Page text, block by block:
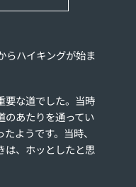
らハイキングが始ま
要な道でした。当時
のあたりを通ってい
ようです。当時、
は、ホッとしたと思